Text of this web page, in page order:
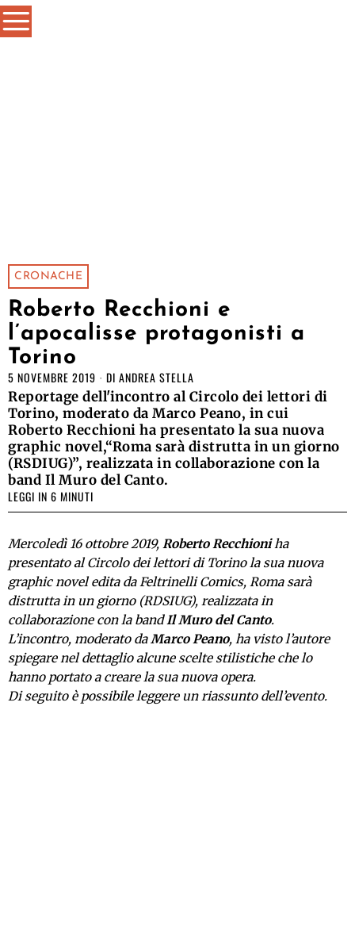
CRONACHE
Roberto Recchioni e
l’apocalisse protagonisti a
Torino
5 NOVEMBRE 2019 DI ANDREA STELLA
Reportage dell'incontro al Circolo dei lettori di
Torino, moderato da Marco Peano, in cui
Roberto Recchioni ha presentato la sua nuova
graphic novel,“Roma sarà distrutta in un giorno
(RSDIUG)”, realizzata in collaborazione con la
band Il Muro del Canto.
LEGGI IN 6 MINUTI
Mercoledì 16 ottobre 2019, Roberto Recchioniha
presentato al Circolo dei lettori di Torino la sua nuova
graphic novel edita da Feltrinelli Comics, Roma sarà
distrutta in un giorno (RDSIUG), realizzata in
collaborazione con la band Il Muro del Canto.
L’incontro, moderato da Marco Peano, ha visto l’autore
spiegare nel dettaglio alcune scelte stilistiche che lo
hanno portato a creare la sua nuova opera.
Di seguito è possibile leggere un riassunto dell’evento.